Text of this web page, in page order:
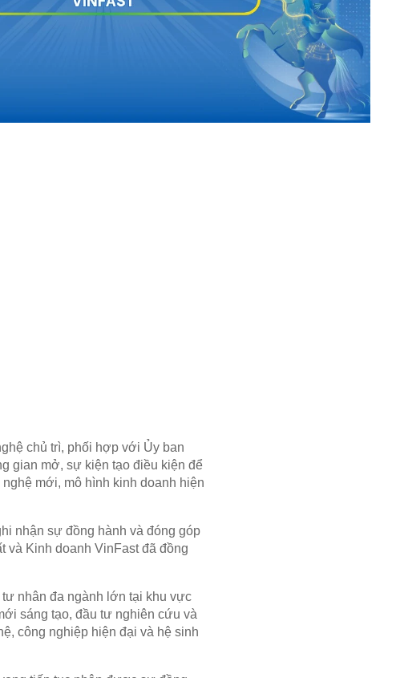
chủ trì, phối hợp với Ủy ban
gian mở, sự kiện tạo điều kiện để
mới, mô hình kinh doanh hiện
nhận sự đồng hành và đóng góp
và Kinh doanh VinFast đã đồng
nhân đa ngành lớn tại khu vực
sáng tạo, đầu tư nghiên cứu và
công nghiệp hiện đại và hệ sinh